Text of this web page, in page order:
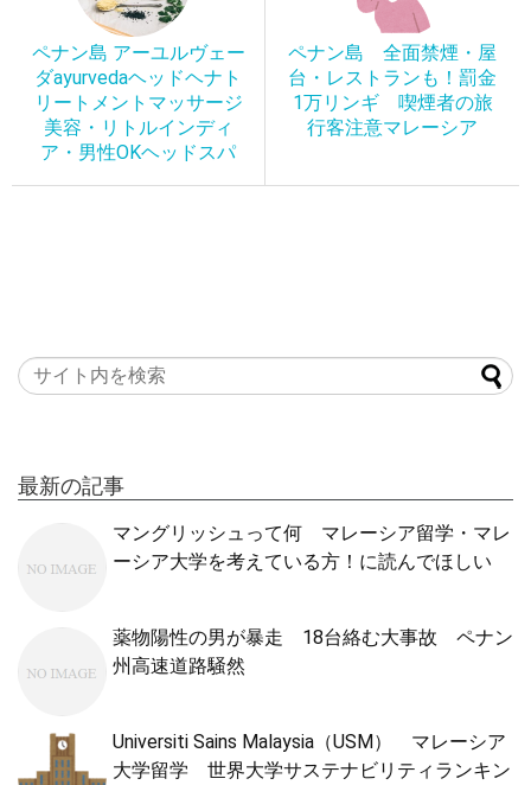
ペナン島 アーユルヴェー
ダayurvedaヘッドヘナト
リートメントマッサージ
美容・リトルインディ
ア・男性OKヘッドスパ
ペナン島 全面禁煙・屋
台・レストランも！罰金
1万リンギ 喫煙者の旅
行客注意マレーシア
最新の記事
マングリッシュって何 マレーシア留学・マレ
ーシア大学を考えている方！に読んでほしい
薬物陽性の男が暴走 18台絡む大事故 ペナン
州高速道路騒然
Universiti Sains Malaysia（USM） マレーシア
大学留学 世界大学サステナビリティランキン